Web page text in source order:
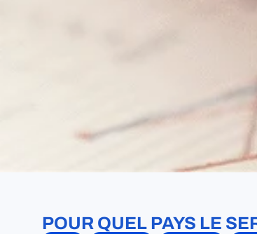
POUR QUEL PAYS LE